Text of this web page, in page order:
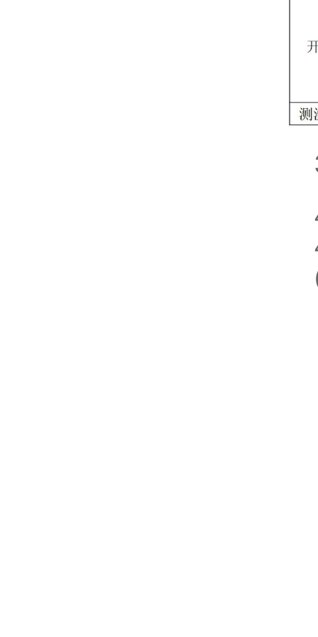
4
(1)